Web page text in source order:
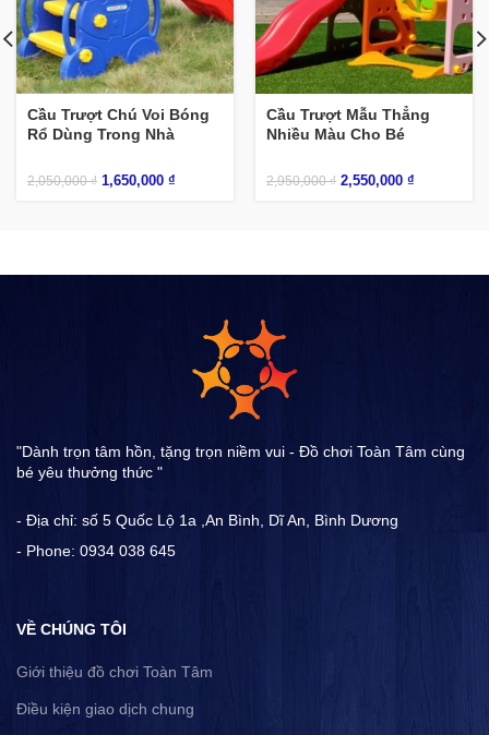
Cầu Trượt Chú Voi Bóng
Rổ Dùng Trong Nhà
2,050,000₫ 1,650,000 ₫
Cầu Trượt Mẫu Thẳng
Nhiều Màu Cho Bé
2,950,000₫ 2,550,000 ₫
"Dành trọn tâm hồn, tặng trọn niềm vui - Đồ chơi Toàn Tâm cùng
bé yêu thưởng thức "
- Địa chỉ: số 5 Quốc Lộ 1a ,An Bình, Dĩ An, Bình Dương
- Phone: 0934 038 645
VỀ CHÚNG TÔI
Giới thiệu đồ chơi Toàn Tâm
Điều kiện giao dịch chung